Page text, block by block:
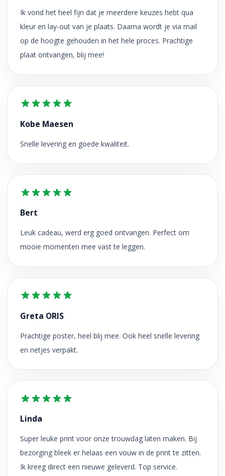
Ik vond het heel fijn dat je meerdere keuzes hebt qua
kleur en lay-out van je plaats. Daarna wordt je via mail
op de hoogte gehouden in het hele proces. Prachtige
plaat ontvangen, blij mee!
Kobe Maesen
Snelle levering en goede kwaliteit.
Bert
Leuk cadeau, werd erg goed ontvangen. Perfect om
mooie momenten mee vast te leggen.
Greta ORIS
Prachtige poster, heel blij mee. Ook heel snelle levering
en netjes verpakt.
Linda
Super leuke print voor onze trouwdag laten maken. Bij
bezorging bleek er helaas een vouw in de print te zitten.
Ik kreeg direct een nieuwe geleverd. Top service.